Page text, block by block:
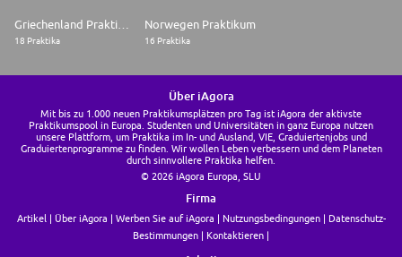
18 Praktika
Norwegen Praktikum
16 Praktika
Über iAgora
Mit bis zu 1.000 neuen Praktikumsplätzen pro Tag ist iAgora der aktivste
Praktikumspool in Europa. Studenten und Universitäten in ganz Europa nutzen
unsere Plattform, um Praktika im In- und Ausland, VIE, Graduiertenjobs und
Graduiertenprogramme zu finden. Wir wollen Leben verbessern und dem Planeten
durch sinnvollere Praktika helfen.
© 2026 iAgora Europa, SLU
Firma
Artikel Über iAgora Werben Sie auf iAgora Nutzungsbedingungen
Datenschutz-
Bestimmungen
Kontaktieren